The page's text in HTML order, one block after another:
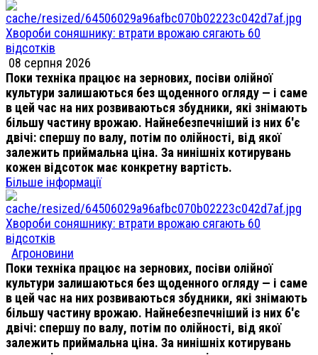
Хвороби соняшнику: втрати врожаю сягають 60
відсотків
08 серпня 2026
Поки техніка працює на зернових, посіви олійної
культури залишаються без щоденного огляду — і саме
в цей час на них розвиваються збудники, які знімають
більшу частину врожаю. Найнебезпечніший із них б'є
двічі: спершу по валу, потім по олійності, від якої
залежить приймальна ціна. За нинішніх котирувань
кожен відсоток має конкретну вартість.
Більше інформації
Хвороби соняшнику: втрати врожаю сягають 60
відсотків
Агроновини
Поки техніка працює на зернових, посіви олійної
культури залишаються без щоденного огляду — і саме
в цей час на них розвиваються збудники, які знімають
більшу частину врожаю. Найнебезпечніший із них б'є
двічі: спершу по валу, потім по олійності, від якої
залежить приймальна ціна. За нинішніх котирувань